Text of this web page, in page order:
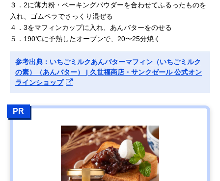
３．2に薄力粉・ベーキングパウダーを合わせてふるったものを
入れ、ゴムベラでさっくり混ぜる
４．3をマフィンカップに入れ、あんバターをのせる
５．190℃に予熱したオーブンで、20〜25分焼く
参考出典：いちごミルクあんバターマフィン（いちごミルク
の素）（あんバター） | 久世福商店・サンクゼール 公式オン
ラインショップ
PR